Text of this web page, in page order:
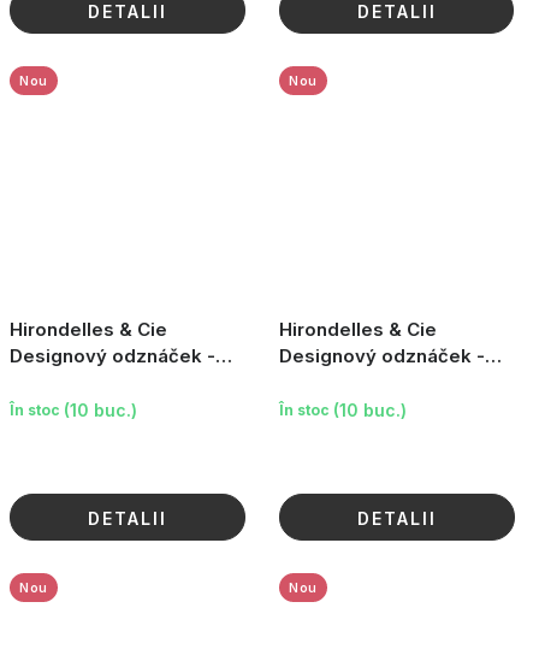
DETALII DETALII
Hirondelles & Cie
Designový odznáček -
Nou
În stoc (10 buc.)
DETALII
Hirondelles & Cie
Designový odznáček -
Nou
În stoc (10 buc.)
DETALII
Nou Nou